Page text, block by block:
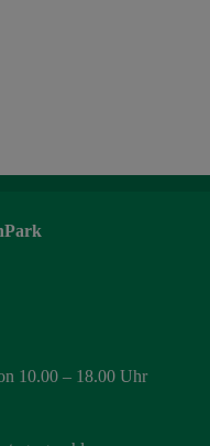
10.00 – 18.00 Uhr